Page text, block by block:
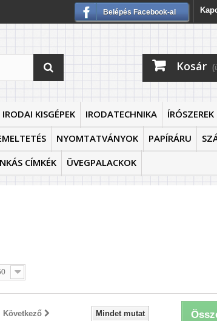
Belépés Facebook-al
Kosár
IRODAI KISGÉPEK IRODATECHNIKA ÍRÓSZEREK
NYOMTATVÁNYOK PAPÍRÁRU
CÍMKÉK ÜVEGPALACKOK
Mindet mutat
Következő